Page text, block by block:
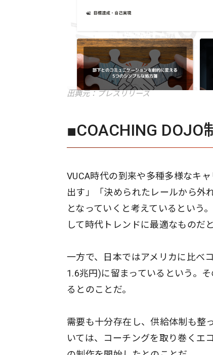
出典元：プレスリリース
■COACHING DOJO
VUCA時代の到来や多種多様なキ
出す」「決められたレールから外
となっていくと考えているという
して時代トレンドに最適なものだ
一方で、日本ではアメリカに比べ
1.6兆円)に留まっているという。
るとのことだ。
需要も十分存在し、供給体制も整
いては、コーチングを取り巻くエ